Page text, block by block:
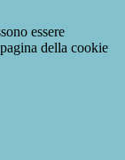
essere
della cookie